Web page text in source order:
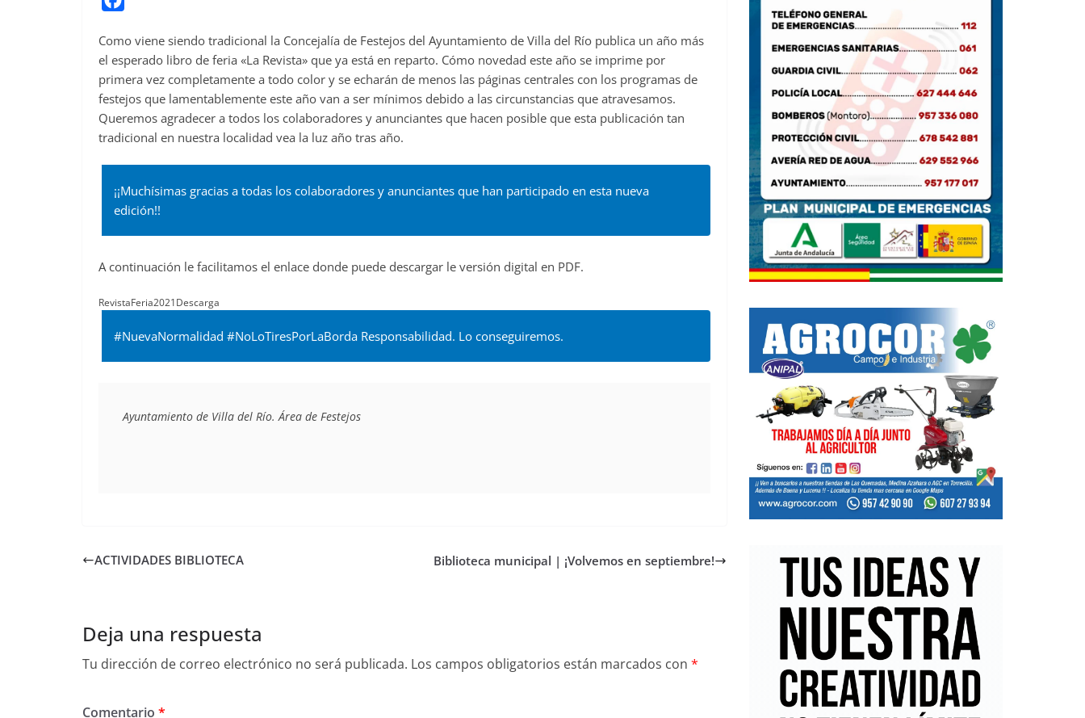
c
e
b
o
o
Como viene siendo tradicional la Concejalía de Festejos del Ayuntamiento de Villa del Río publica un año más
el esperado libro de feria «La Revista» que ya está en reparto. Cómo novedad este año se imprime por
primera vez completamente a todo color y se echarán de menos las páginas centrales con los programas de
festejos que lamentablemente este año van a ser mínimos debido a las circunstancias que atravesamos.
Queremos agradecer a todos los colaboradores y anunciantes que hacen posible que esta publicación tan
tradicional en nuestra localidad vea la luz año tras año.
¡¡Muchísimas gracias a todas los colaboradores y anunciantes que han participado en esta nueva
edición!!
A continuación le facilitamos el enlace donde puede descargar le versión digital en PDF.
RevistaFeria2021Descarga
#NuevaNormalidad #NoLoTiresPorLaBorda Responsabilidad. Lo conseguiremos.
Ayuntamiento de Villa del Río. Área de Festejos
ACTIVIDADES BIBLIOTECA Biblioteca municipal | ¡Volvemos en septiembre!
Deja una respuesta
Tu dirección de correo electrónico no será publicada. Los campos obligatorios están marcados con *
Comentario *